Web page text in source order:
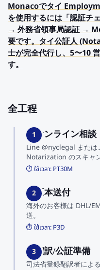
Monacoでタイ
を使用するには「認証チ
→ 外務省領事局認証 →
要です。タイ公証人
士が完全代行し、5〜10
す。
全工程
1
1. オンライン相談
Line @nyclegal また
Notarization のスキャ
⏱️ ใช้เวลา: PT30M
2
2. 原本送付
海外のお客様は DHL/
送。
⏱️ ใช้เวลา: P3D
3
3. 翻訳/公証準備
司法省登録翻訳者によ